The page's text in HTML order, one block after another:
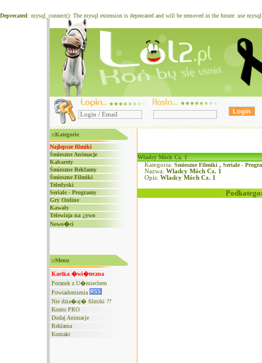
Deprecated: mysql_connect(): The mysql extension is deprecated and will be removed in the future: use
::Kategorie
Najlepsze filmiki
Śmieszne Animacje
Kabarety
Śmieszne Reklamy
Śmieszne Filmiki
Teledyski
Seriale - Programy
Gry Online
Kawały
Telewizja na ¿ywo
Nowo�ci
::Menu
Kartka �wi�teczna
Poranek z U�miechem
Powiadomienia
Nie dzia�aj� filmiki ??
Konto PRO
Dodaj Animacje
Reklama
Kontakt
Wladcy Móch Cz. 1
Kategoria: Śmieszne Filmiki , Seriale -
Nazwa: Wladcy Móch Cz. 1
Opis: Wladcy Móch Cz. 1